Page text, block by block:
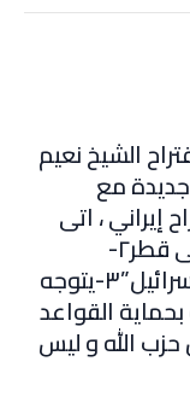
الشيخ نعيم
مع
إيراني ، اتى
بعد 9 ايلول تاريخ اعتداء اسرائيل على قطر٢-
مضمونه”نحن في خندق واحد ضد اسرائيل”٣-يتوجه
الوازن ٤-يشكك بحماية القواعد
،فشل حزب الله و ليس